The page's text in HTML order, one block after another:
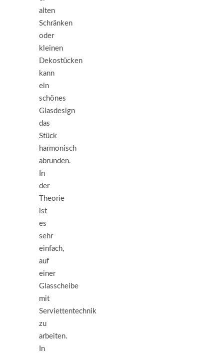
alten
Schränken
oder
kleinen
Dekostücken
kann
ein
schönes
Glasdesign
das
Stück
harmonisch
abrunden.
In
der
Theorie
ist
es
sehr
einfach,
auf
einer
Glasscheibe
mit
Serviettentechnik
zu
arbeiten.
In